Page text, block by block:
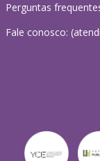
Perguntas
Fale conosco: (